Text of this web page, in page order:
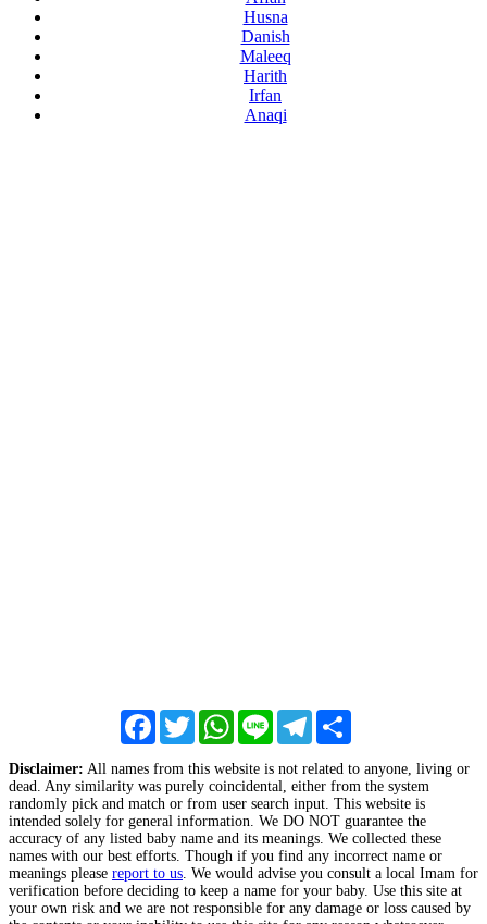
Husna
Danish
Maleeq
Harith
Irfan
Anaqi
FacebookTwitterWhatsApp
Line Telegram
Disclaimer: All names from this website is not related to anyone, living or
dead. Any similarity was purely coincidental, either from the system
randomly pick and match or from user search input. This website is
intended solely for general information. We DO NOT guarantee the
accuracy of any listed baby name and its meanings. We collected these
names with our best efforts. Though if you find any incorrect name or
meanings please report to us. We would advise you consult a local Imam for
verification before deciding to keep a name for your baby. Use this site at
your own risk and we are not responsible for any damage or loss caused by